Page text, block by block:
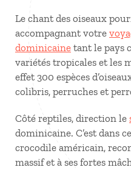
Le chant des oiseaux
accompagnant votre
dominicaine tant le pays
variétés tropicales et les
effet 300 espèces
colibris, perruches et
Côté reptiles, direction le
dominicaine. C’est dans
crocodile américain,
massif et à ses fortes